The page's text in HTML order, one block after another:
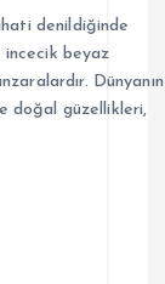
denildiğinde
incecik beyaz
Dünyanın
doğal güzellikleri,